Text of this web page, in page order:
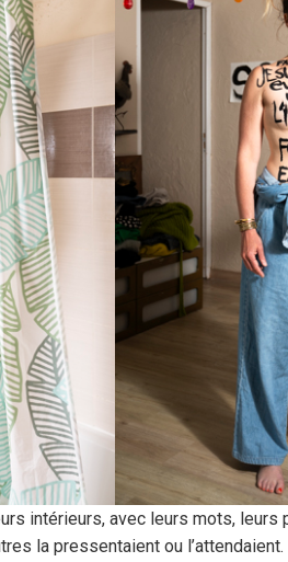
intérieurs, avec leurs mots, leurs
la pressentaient ou